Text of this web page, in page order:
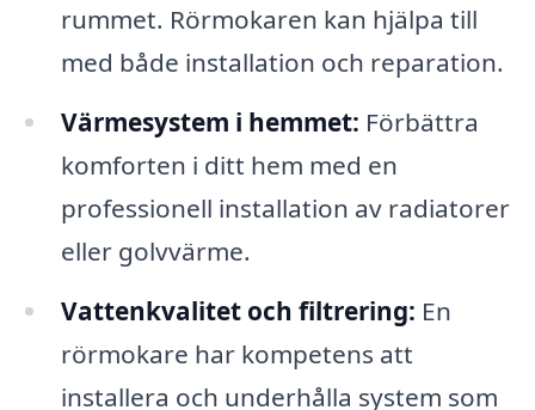
rummet. Rörmokaren kan hjälpa till
med både installation och reparation.
Värmesystem i hemmet: Förbättra
komforten i ditt hem med en
professionell installation av radiatorer
eller golvvärme.
Vattenkvalitet och filtrering: En
rörmokare har kompetens att
installera och underhålla system som